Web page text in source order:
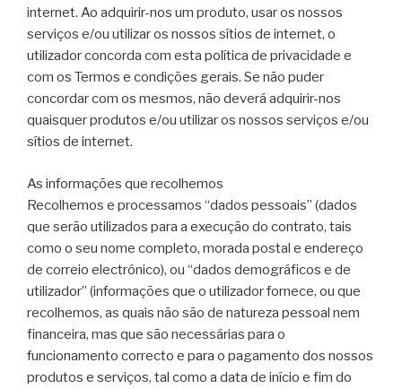
internet. Ao adquirir-nos um produto, usar os nossos
serviços e/ou utilizar os nossos sítios de internet, o
utilizador concorda com esta política de privacidade e
com os Termos e condições gerais. Se não puder
concordar com os mesmos, não deverá adquirir-nos
quaisquer produtos e/ou utilizar os nossos serviços e/ou
sítios de internet.
As informações que recolhemos
Recolhemos e processamos “dados pessoais” (dados
que serão utilizados para a execução do contrato, tais
como o seu nome completo, morada postal e endereço
de correio electrónico), ou “dados demográficos e de
utilizador” (informações que o utilizador fornece, ou que
recolhemos, as quais não são de natureza pessoal nem
financeira, mas que são necessárias para o
funcionamento correcto e para o pagamento dos nossos
produtos e serviços, tal como a data de início e fim do